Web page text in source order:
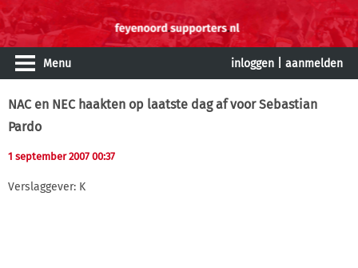
Menu inloggen aanmelden
NAC en NEC haakten op laatste dag af voor Sebastian
Pardo
1 september 2007 00:37
Verslaggever: K